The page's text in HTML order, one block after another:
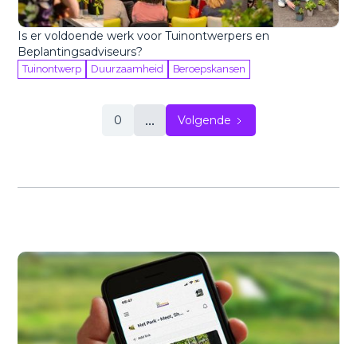
Is er voldoende werk voor Tuinontwerpers en
Beplantingsadviseurs?
Tuinontwerp Duurzaamheid Beroepskansen
0 ... Volgende